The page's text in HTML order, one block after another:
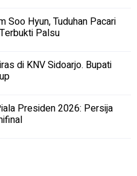
Soo Hyun, Tuduhan Pacari
Palsu
di KNV Sidoarjo. Bupati
Presiden 2026: Persija